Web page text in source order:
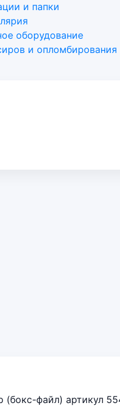
и папки
оборудование
и опломбирования
(бокс-файл) артикул